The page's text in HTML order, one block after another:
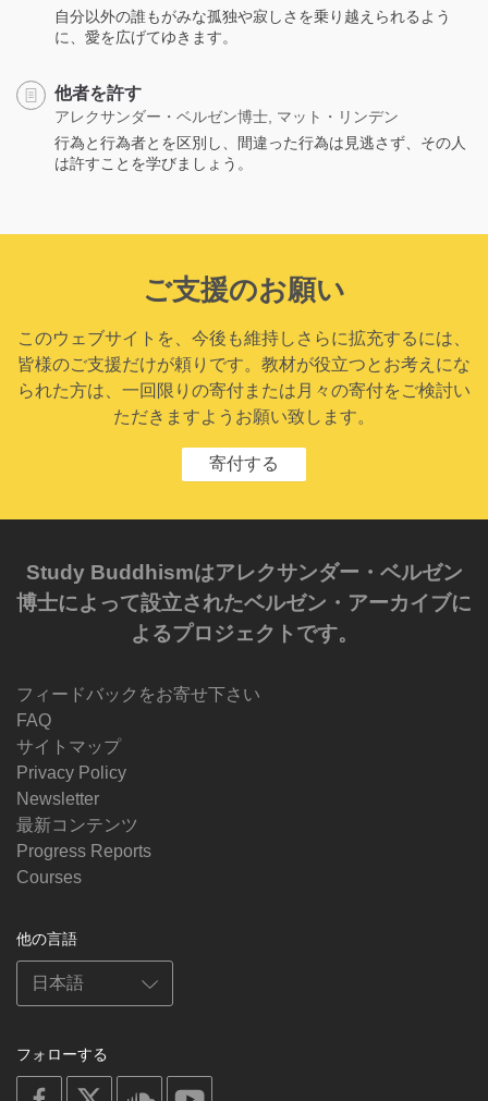
自分以外の誰もがみな孤独や寂しさを乗り越えられるよう
に、愛を広げてゆきます。
他者を許す
アレクサンダー・ベルゼン博士, マット・リンデン
行為と行為者とを区別し、間違った行為は見逃さず、その人
は許すことを学びましょう。
ご支援のお願い
このウェブサイトを、今後も維持しさらに拡充するには、
皆様のご支援だけが頼りです。教材が役立つとお考えにな
られた方は、一回限りの寄付または月々の寄付をご検討い
ただきますようお願い致します。
寄付する
Study Buddhismはアレクサンダー・ベルゼン
博士によって設立されたベルゼン・アーカイブに
よるプロジェクトです。
フィードバックをお寄せ下さい
FAQ
サイトマップ
Privacy Policy
Newsletter
最新コンテンツ
Progress Reports
Courses
他の言語
フォローする
on